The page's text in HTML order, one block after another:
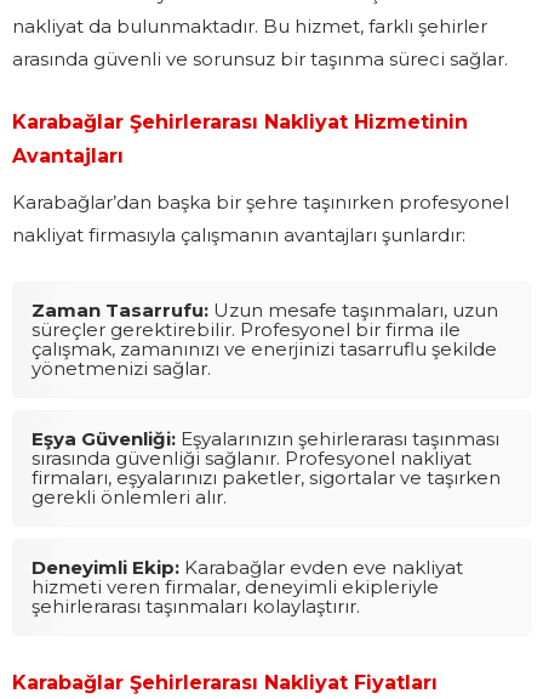
nakliyat da bulunmaktadır. Bu hizmet, farklı şehirler
arasında güvenli ve sorunsuz bir taşınma süreci sağlar.
Karabağlar Şehirlerarası Nakliyat Hizmetinin
Avantajları
Karabağlar’dan başka bir şehre taşınırken profesyonel
nakliyat firmasıyla çalışmanın avantajları şunlardır:
Zaman Tasarrufu: Uzun mesafe taşınmaları, uzun
süreçler gerektirebilir. Profesyonel bir firma ile
çalışmak, zamanınızı ve enerjinizi tasarruflu şekilde
yönetmenizi sağlar.
Eşya Güvenliği: Eşyalarınızın şehirlerarası taşınması
sırasında güvenliği sağlanır. Profesyonel nakliyat
firmaları, eşyalarınızı paketler, sigortalar ve taşırken
gerekli önlemleri alır.
Deneyimli Ekip: Karabağlar evden eve nakliyat
hizmeti veren firmalar, deneyimli ekipleriyle
şehirlerarası taşınmaları kolaylaştırır.
Karabağlar Şehirlerarası Nakliyat Fiyatları